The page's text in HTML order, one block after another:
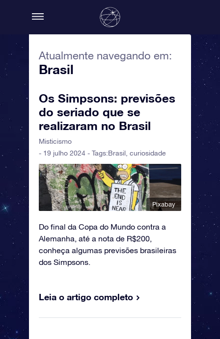
Atualmente navegando em:
Brasil
Os Simpsons: previsões
do seriado que se
realizaram no Brasil
Misticismo
- 19 julho 2024 - Tags:Brasil curiosidade
Pixabay
Do final da Copa do Mundo contra a
Alemanha, até a nota de R$200,
conheça algumas previsões brasileiras
dos Simpsons.
Leia o artigo completo